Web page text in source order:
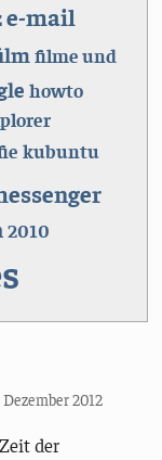
e-mail
filme und
howto
kubuntu
2010
2012
der